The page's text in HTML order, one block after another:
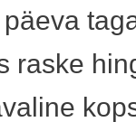
raske